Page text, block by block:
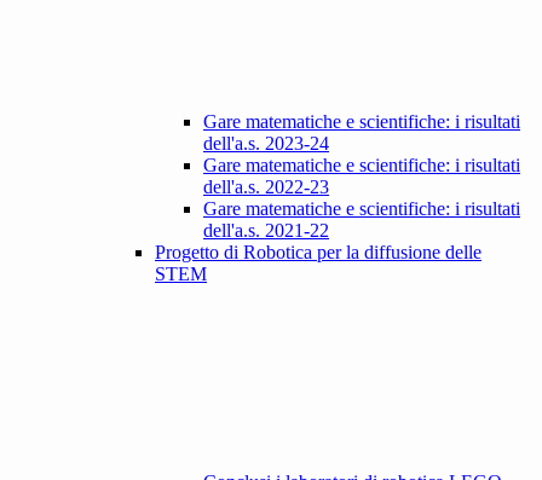
Gare matematiche e scientifiche: i risultati
dell'a.s. 2023-24
Gare matematiche e scientifiche: i risultati
dell'a.s. 2022-23
Gare matematiche e scientifiche: i risultati
dell'a.s. 2021-22
Progetto di Robotica per la diffusione delle
STEM